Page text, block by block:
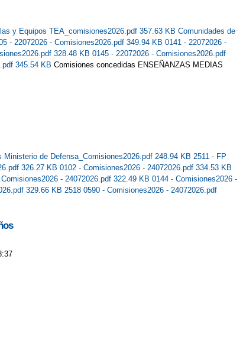
y Equipos TEA_comisiones2026.pdf 357.63 KB Comunidades de
- 22072026 - Comisiones2026.pdf 349.94 KB 0141 - 22072026 -
328.48 KB 0145 - 22072026 - Comisiones2026.pdf
345.54 KB Comisiones concedidas ENSEÑANZAS MEDIAS
Ministerio de Defensa_Comisiones2026.pdf 248.94 KB 2511 - FP
326.27 KB 0102 - Comisiones2026 - 24072026.pdf 334.53 KB
- 24072026.pdf 322.49 KB 0144 - Comisiones2026 -
329.66 KB 2518 0590 - Comisiones2026 - 24072026.pdf